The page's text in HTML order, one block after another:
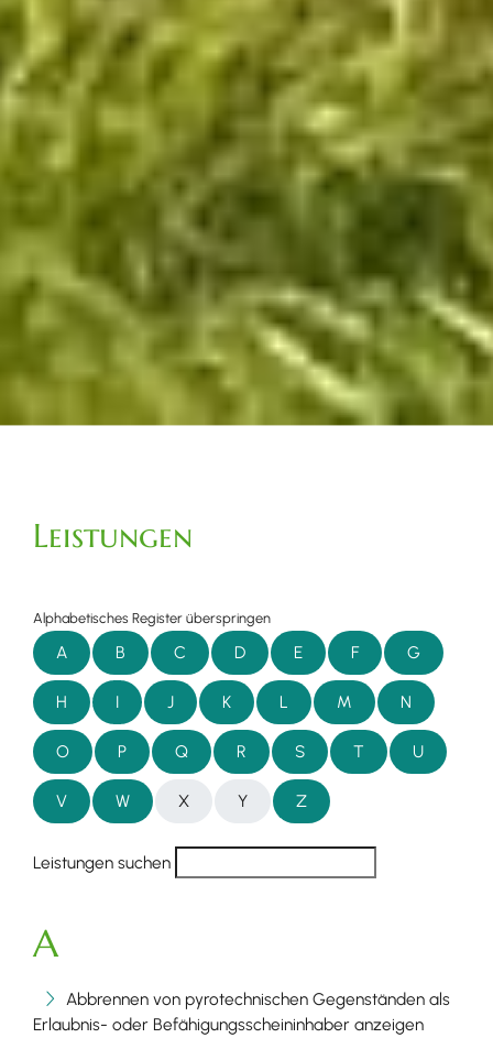
Leistungen
Alphabetisches Register überspringen
A B C D E F G
H I J K L M N
O P Q R S T U
V W X Y Z
Leistungen suchen
A
Abbrennen von pyrotechnischen Gegenständen als
Erlaubnis- oder Befähigungsscheininhaber anzeigen